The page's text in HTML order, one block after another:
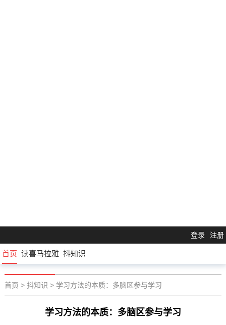
登录 注册
首页 读喜马拉雅 抖知识
首页 > 抖知识 > 学习方法的本质：多脑区参与学习
学习方法的本质：多脑区参与学习